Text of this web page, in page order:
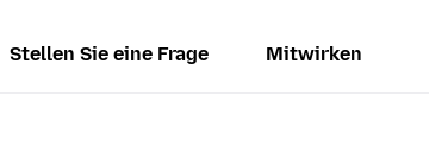
Stellen Sie eine Frage Mitwirken